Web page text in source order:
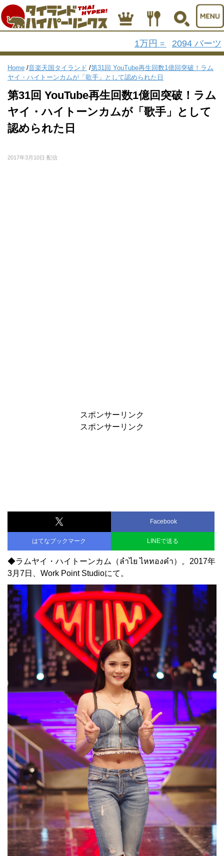
1万円 = 2094 バーツ
Home /音楽天国タイランド /第31回 YouTube再生回数1億回突破！ラム
ヤイ・ハイトーンカムが「歌手」として認められた日
第31回 YouTube再生回数1億回突破！ラム
ヤイ・ハイトーンカムが「歌手」として
認められた日
2017年3月10日 配信
スポンサーリンク
スポンサーリンク
Facebook
はてなブックマーク LINEで送る
◆ラムヤイ・ハイトーンカム（ลำไย ไหทองคำ）。2017年
3月7日、Work Point Studioにて。